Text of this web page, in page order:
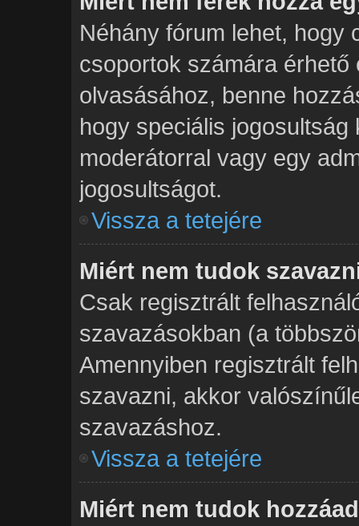
Néhány fórum lehet, hogy
csoportok számára érhető
olvasásához, benne
hogy speciális
moderátorral vagy egy
jogosultságot.
Vissza a tetejére
Miért nem tudok
Csak regisztrált
szavazásokban (a
Amennyiben regisztrált
szavazni, akkor
szavazáshoz.
Vissza a tetejére
Miért nem tudok